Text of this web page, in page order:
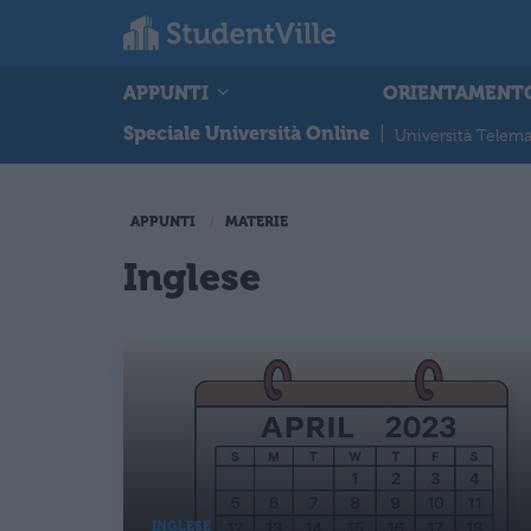
APPUNTI
Speciale Università Online
Università
APPUNTI MATERIE
Inglese
INGLESE